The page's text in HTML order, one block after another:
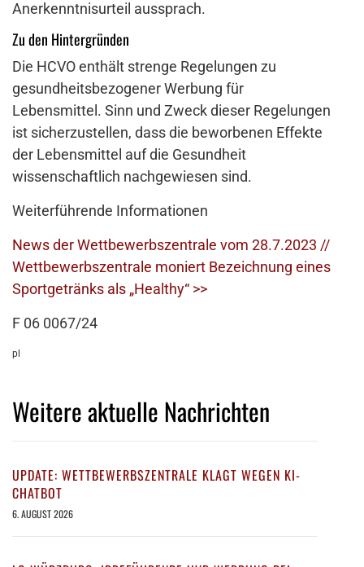
Anerkenntnisurteil aussprach.
Zu den Hintergründen
Die HCVO enthält strenge Regelungen zu
gesundheitsbezogener Werbung für
Lebensmittel. Sinn und Zweck dieser Regelungen
ist sicherzustellen, dass die beworbenen Effekte
der Lebensmittel auf die Gesundheit
wissenschaftlich nachgewiesen sind.
Weiterführende Informationen
News der Wettbewerbszentrale vom 28.7.2023 //
Wettbewerbszentrale moniert Bezeichnung eines
Sportgetränks als „Healthy“ >>
F 06 0067/24
pl
Weitere aktuelle Nachrichten
UPDATE: WETTBEWERBSZENTRALE KLAGT WEGEN KI-
CHATBOT
6. AUGUST 2026